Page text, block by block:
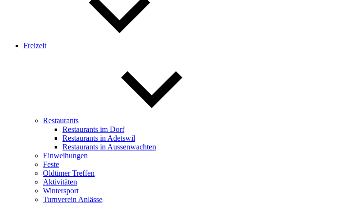
Freizeit
Restaurants
Restaurants im Dorf
Restaurants in Adetswil
Restaurants in Aussenwachten
Einweihungen
Feste
Oldtimer Treffen
Aktivitäten
Wintersport
Turnverein Anlässe